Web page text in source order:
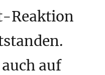
Reaktion
auf